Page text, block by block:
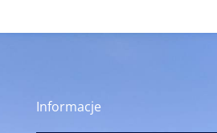
Informacje